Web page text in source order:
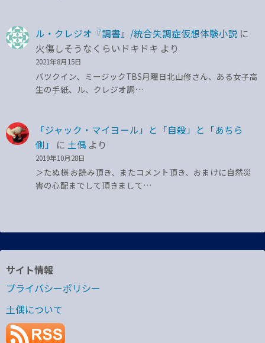
ル・クレジオ『調書』/統合失調症仮想体験小説 に
火傷しそうなくらいドキドキ より
2021年8月15日
バツクイン、ミージックTBS月曜日北山修さん、ある女子高
生の手紙、ル、クレジオ調…
「ジャック・マイヨール」と「自殺」と「あちら
側」
に 土偶 より
2019年10月28日
＞たぬ様 お読み頂き、またコメント頂き、おまけに自然災
害の心配までして頂きまして…
サイト情報
プライバシーポリシー
土偶について